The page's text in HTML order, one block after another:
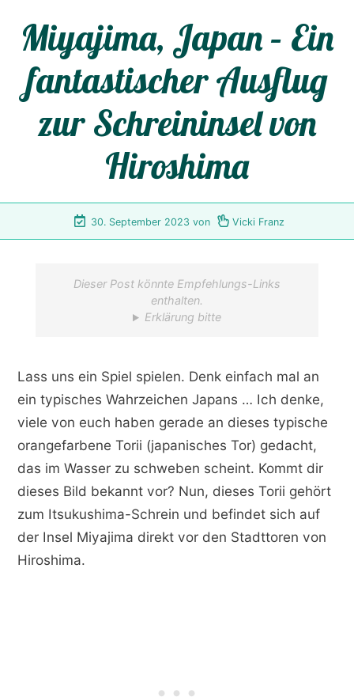
Miyajima, Japan – Ein
fantastischer Ausflug
zur Schreininsel von
Hiroshima
30. September 2023 von Vicki Franz
Dieser Post könnte Empfehlungs-Links
enthalten.
Erklärung bitte
Lass uns ein Spiel spielen. Denk einfach mal an
ein typisches Wahrzeichen Japans … Ich denke,
viele von euch haben gerade an dieses typische
orangefarbene Torii (japanisches Tor) gedacht,
das im Wasser zu schweben scheint. Kommt dir
dieses Bild bekannt vor? Nun, dieses Torii gehört
zum Itsukushima-Schrein und befindet sich auf
der Insel Miyajima direkt vor den Stadttoren von
Hiroshima.